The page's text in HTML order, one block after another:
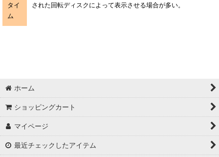
タイ
ム
された回転ディスクによって表示させる場合が多い。
ホーム
ショッピングカート
マイページ
最近チェックしたアイテム